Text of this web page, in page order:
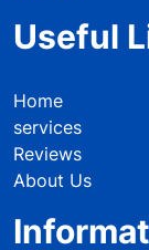
Useful
Home
services
Reviews
About Us